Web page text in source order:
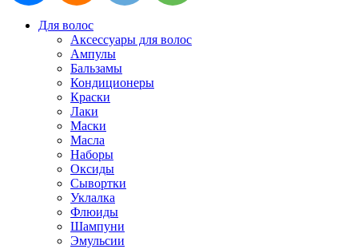
Для волос
Аксессуары для волос
Ампулы
Бальзамы
Кондиционеры
Краски
Лаки
Маски
Масла
Наборы
Оксиды
Сывортки
Уклалка
Флюиды
Шампуни
Эмульсии